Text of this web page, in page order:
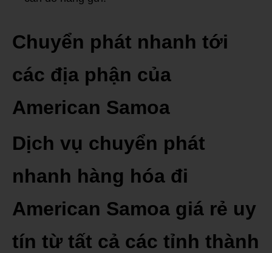
Chuyển phát nhanh tới
các địa phận của
American Samoa
Dịch vụ chuyển phát
nhanh hàng hóa đi
American Samoa giá rẻ uy
tín từ tất cả các tỉnh thành